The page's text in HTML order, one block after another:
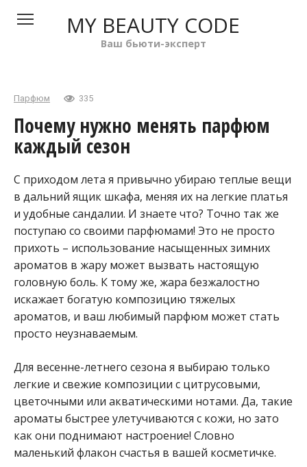
MY BEAUTY CODE
Ваш бьюти-эксперт
Парфюм 335
Почему нужно менять парфюм
каждый сезон
С приходом лета я привычно убираю теплые вещи
в дальний ящик шкафа, меняя их на легкие платья
и удобные сандалии. И знаете что? Точно так же
поступаю со своими парфюмами! Это не просто
прихоть – использование насыщенных зимних
ароматов в жару может вызвать настоящую
головную боль. К тому же, жара безжалостно
искажает богатую композицию тяжелых
ароматов, и ваш любимый парфюм может стать
просто неузнаваемым.
Для весенне-летнего сезона я выбираю только
легкие и свежие композиции с цитрусовыми,
цветочными или акватическими нотами. Да, такие
ароматы быстрее улетучиваются с кожи, но зато
как они поднимают настроение! Словно
маленький флакон счастья в вашей косметичке.